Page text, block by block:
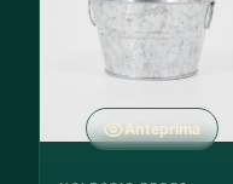
Anteprima